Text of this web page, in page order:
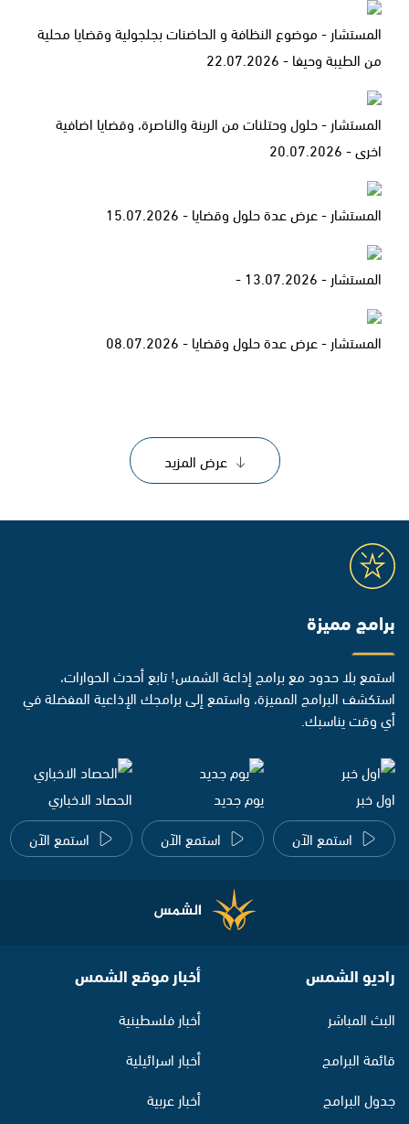
المستشار - موضوع النظافة و الحاضنات بجلجولية وقضايا محلية
من الطيبة وحيفا - 22.07.2026
المستشار - حلول وحتلنات من الرينة والناصرة، وقضايا اضافية
اخرى - 20.07.2026
المستشار - عرض عدة حلول وقضايا - 15.07.2026
المستشار - 13.07.2026 -
المستشار - عرض عدة حلول وقضايا - 08.07.2026
عرض المزيد
برامج مميزة
استمع بلا حدود مع برامج إذاعة الشمس! تابع أحدث الحوارات،
استكشف البرامج المميزة، واستمع إلى برامجك الإذاعية المفضلة في
أي وقت يناسبك.
اول خبر
استمع الآن
يوم جديد
استمع الآن
الحصاد الاخباري
استمع الآن
راديو الشمس
البث المباشر
قائمة البرامج
جدول البرامج
أخبار موقع الشمس
أخبار فلسطينية
أخبار اسرائيلية
أخبار عربية